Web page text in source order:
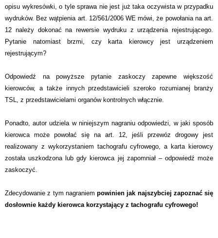
opisu wykresówki, o tyle sprawa nie jest już taka oczywista w przypadku
wydruków. Bez wątpienia art. 12/561/2006 WE mówi, że powołania na art.
12 należy dokonać na rewersie wydruku z urządzenia rejestrującego.
Pytanie natomiast brzmi, czy karta kierowcy jest urządzeniem
rejestrującym?
Odpowiedź na powyższe pytanie zaskoczy zapewne większość
kierowców, a także innych przedstawicieli szeroko rozumianej branży
TSL, z przedstawicielami organów kontrolnych włącznie.
Ponadto, autor udziela w niniejszym nagraniu odpowiedzi, w jaki sposób
kierowca może powołać się na art. 12, jeśli przewóz drogowy jest
realizowany z wykorzystaniem tachografu cyfrowego, a karta kierowcy
została uszkodzona lub gdy kierowca jej zapomniał – odpowiedź może
zaskoczyć.
Zdecydowanie z tym nagraniem powinien jak najszybciej zapoznać się
dosłownie każdy kierowca korzystający z tachografu cyfrowego!